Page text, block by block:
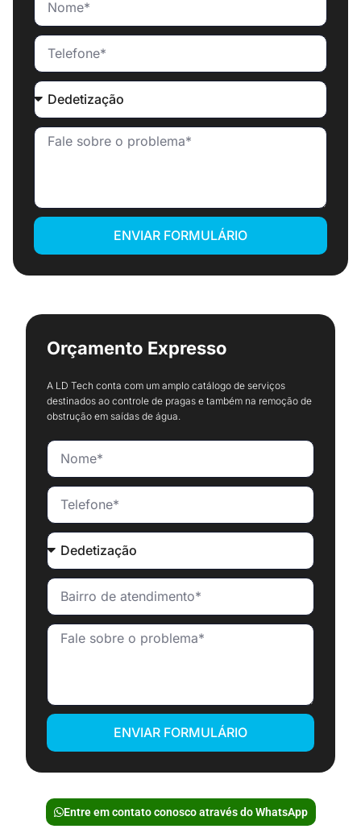
ENVIAR FORMULÁRIO
Orçamento Expresso
A LD Tech conta com um amplo catálogo de serviços
destinados ao controle de pragas e também na remoção de
obstrução em saídas de água.
ENVIAR FORMULÁRIO
Entre em contato conosco através do WhatsApp